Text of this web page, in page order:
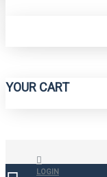
YOUR CART
LOGIN